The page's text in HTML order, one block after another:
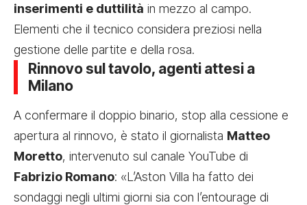
inserimenti e duttilità in mezzo al campo.
Elementi che il tecnico considera preziosi nella
gestione delle partite e della rosa.
Rinnovo sul tavolo, agenti attesi a
Milano
A confermare il doppio binario, stop alla cessione e
apertura al rinnovo, è stato il giornalista Matteo
Moretto, intervenuto sul canale YouTube di
Fabrizio Romano: «L’Aston Villa ha fatto dei
sondaggi negli ultimi giorni sia con l’entourage di